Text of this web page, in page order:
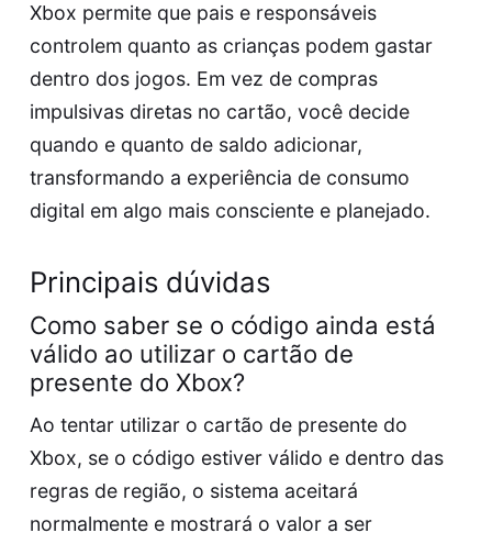
Xbox permite que pais e responsáveis
controlem quanto as crianças podem gastar
dentro dos jogos. Em vez de compras
impulsivas diretas no cartão, você decide
quando e quanto de saldo adicionar,
transformando a experiência de consumo
digital em algo mais consciente e planejado.
Principais dúvidas
Como saber se o código ainda está
válido ao utilizar o cartão de
presente do Xbox?
Ao tentar utilizar o cartão de presente do
Xbox, se o código estiver válido e dentro das
regras de região, o sistema aceitará
normalmente e mostrará o valor a ser